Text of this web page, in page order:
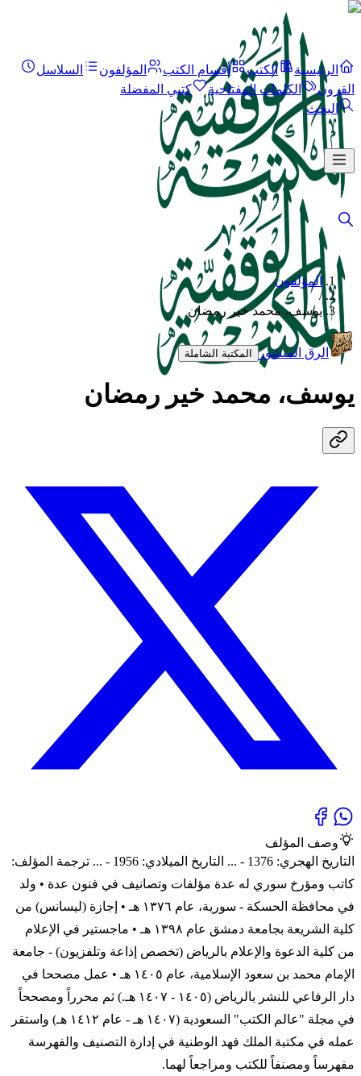
الرئيسية الكتب أقسام الكتب المؤلفون
السلاسل
القرون
الكلمات المفتاحية
كتبي المفضلة
البحث
المؤلفون
/
يوسف، محمد خير رمضان
الرق المنشور المكتبة الشاملة
يوسف، محمد خير رمضان
وصف المؤلف
التاريخ الهجري: 1376 - ... التاريخ الميلادي: 1956 - ... ترجمة المؤلف:
كاتب ومؤرخ سوري له عدة مؤلفات وتصانيف في فنون عدة • ولد
في محافظة الحسكة - سورية، عام ١٣٧٦ هـ • إجازة (ليسانس) من
كلية الشريعة بجامعة دمشق عام ١٣٩٨ هـ • ماجستير في الإعلام
من كلية الدعوة والإعلام بالرياض (تخصص إذاعة وتلفزيون) - جامعة
الإمام محمد بن سعود الإسلامية، عام ١٤٠٥ هـ • عمل مصححا في
دار الرفاعي للنشر بالرياض (١٤٠٥ - ١٤٠٧ هـ.) ثم محرراً ومصححاً
في مجلة "عالم الكتب" السعودية (١٤٠٧ هـ - عام ١٤١٢ هـ) واستقر
عمله في مكتبة الملك فهد الوطنية في إدارة التصنيف والفهرسة
مفهرساً ومصنفاً للكتب ومراجعاً لهما.